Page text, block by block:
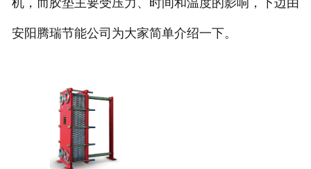
机，而胶垫主要受压力、时间和温度的影响，下边由
安阳腾瑞节能公司为大家简单介绍一下。